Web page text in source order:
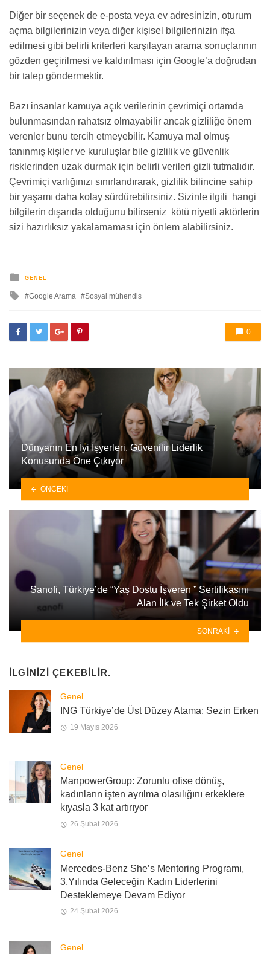
Diğer bir seçenek de e-posta veya ev adresinizin, oturum
açma bilgilerinizin veya diğer kişisel bilgilerinizin ifşa
edilmesi gibi belirli kriterleri karşılayan arama sonuçlarının
gözden geçirilmesi ve kaldırılması için Google’a doğrudan
bir talep göndermektir.
Bazı insanlar kamuya açık verilerinin çevrimiçi ortamda
bulunmasından rahatsız olmayabilir ancak gizliliğe önem
verenler bunu tercih etmeyebilir. Kamuya mal olmuş
tanınmış kişiler ve kuruluşlar bile gizlilik ve güvenlik
risklerinden uzak durmak için belirli verileri gizli tutmalıdır.
Çevrimiçi varlığınızı sınırlandırarak, gizlilik bilincine sahip
bir yaşamı daha kolay sürdürebilirsiniz. Sizinle ilgili hangi
bilgilerin dışarıda olduğunu bilirseniz kötü niyetli aktörlerin
sizi hazırlıksız yakalamaması için önlem alabilirsiniz.
yayınlanan
GENEL
ileGoogle Arama Sosyal mühendis
0
Dünyanın En İyi İşyerleri, Güvenilir Liderlik
Konusunda Öne Çıkıyor
ÖNCEKI
Sanofi, Türkiye’de “Yaş Dostu İşveren ” Sertifikasını
Alan İlk ve Tek Şirket Oldu
SONRAKI
İLGINIZI ÇEKEBILIR.
Genel
ING Türkiye’de Üst Düzey Atama: Sezin Erken
19 Mayıs 2026
Genel
ManpowerGroup: Zorunlu ofise dönüş,
kadınların işten ayrılma olasılığını erkeklere
kıyasla 3 kat artırıyor
26 Şubat 2026
Genel
Mercedes-Benz She’s Mentoring Programı,
3.Yılında Geleceğin Kadın Liderlerini
Desteklemeye Devam Ediyor
24 Şubat 2026
Genel